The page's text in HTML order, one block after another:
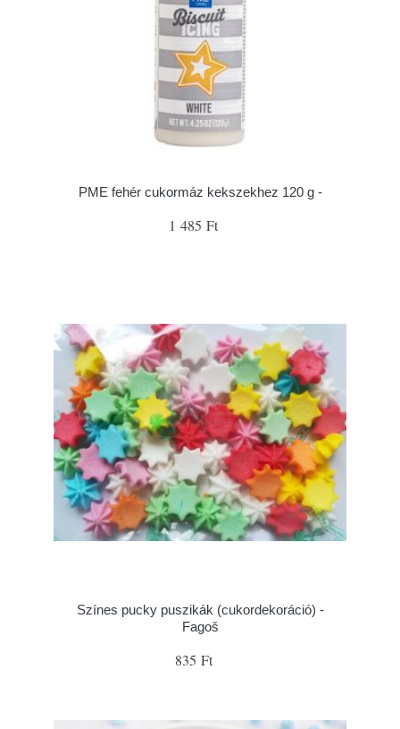
PME fehér cukormáz kekszekhez 120 g -
1 485 Ft
Színes pucky puszikák (cukordekoráció) -
Fagoš
835 Ft